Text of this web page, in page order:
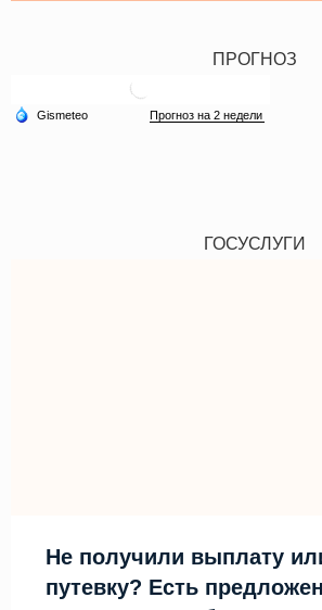
ПРОГНОЗ
ГОСУСЛУГИ
Не получили выплату
путевку? Есть